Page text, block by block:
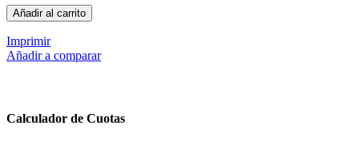
Añadir al carrito
Imprimir
Añadir a comparar
Calculador de Cuotas